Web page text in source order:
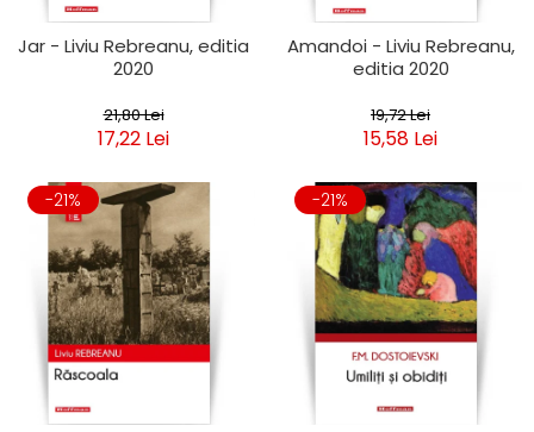
Jar - Liviu Rebreanu, editia
2020
21,80 Lei
17,22 Lei
Amandoi - Liviu Rebreanu,
editia 2020
19,72 Lei
15,58 Lei
-21% -21%